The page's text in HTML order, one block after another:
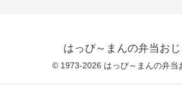
はっぴ～まんの弁当お
© 1973-2026 はっぴ～まんの弁当